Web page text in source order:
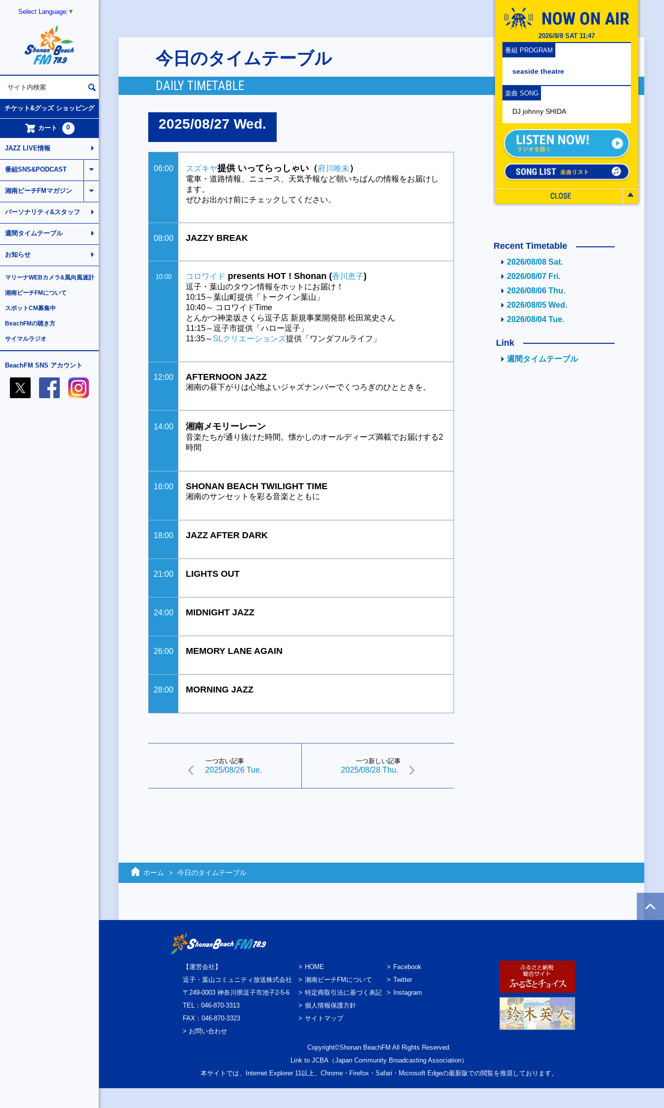
Select Language ▼
2026/8/8 SAT 11:47
番組 PROGRAM
seaside theatre
楽曲 SONG
DJ johnny SHIDA
チケット&グッズ ショッピング
カート 0
JAZZ LIVE情報
番組SNS&PODCAST
湘南ビーチFMマガジン
パーソナリティ&スタッフ
週間タイムテーブル
お知らせ
マリーナWEBカメラ&風向風速計
湘南ビーチFMについて
スポットCM募集中
BeachFMの聴き方
サイマルラジオ
BeachFM SNS アカウント
今日のタイムテーブル
DAILY TIMETABLE
2025/08/27 Wed.
06:00 スズキヤ提供 いってらっしゃい（ 府川唯未）
電車・道路情報、ニュース、天気予報など朝いちばんの情報をお届けし
ます。
ぜひお出かけ前にチェックしてください。
08:00 JAZZY BREAK
10:00 コロワイド presents HOT ! Shonan (香川恵子)
逗子・葉山のタウン情報をホットにお届け！
10:15～葉山町提供「トークイン葉山」
10:40～ コロワイドTime
とんかつ神楽坂さくら逗子店 新規事業開発部 松田篤史さん
11:15～逗子市提供「ハロー逗子」
11:35～ SLクリエーションズ提供「ワンダフルライフ」
12:00 AFTERNOON JAZZ
湘南の昼下がりは心地よいジャズナンバーでくつろぎのひとときを。
14:00 湘南メモリーレーン
音楽たちが通り抜けた時間。懐かしのオールディーズ満載でお届けする2
時間
16:00 SHONAN BEACH TWILIGHT TIME
湘南のサンセットを彩る音楽とともに
18:00 JAZZ AFTER DARK
21:00 LIGHTS OUT
24:00 MIDNIGHT JAZZ
26:00 MEMORY LANE AGAIN
28:00 MORNING JAZZ
一つ古い記事
2025/08/26 Tue.
一つ新しい記事
2025/08/28 Thu.
Recent Timetable
2026/08/08 Sat.
2026/08/07 Fri.
2026/08/06 Thu.
2026/08/05 Wed.
2026/08/04 Tue.
Link
週間タイムテーブル
ホーム 今日のタイムテーブル
【運営会社】
逗子・葉山コミュニティ放送株式会社
〒249-0003 神奈川県逗子市池子2-5-6
TEL：046-870-3313
FAX：046-870-3323
> お問い合わせ
HOME
湘南ビーチFMについて
特定商取引法に基づく表記
個人情報保護方針
サイトマップ
Facebook
Twitter
Instagram
Copyright©Shonan BeachFM All Rights Reserved.
Link to JCBA（Japan Community Broadcasting Association）
本サイトでは、Internet Explorer 11以上、Chrome・Firefox・Safari・Microsoft Edgeの最新版での閲覧を推奨しております。